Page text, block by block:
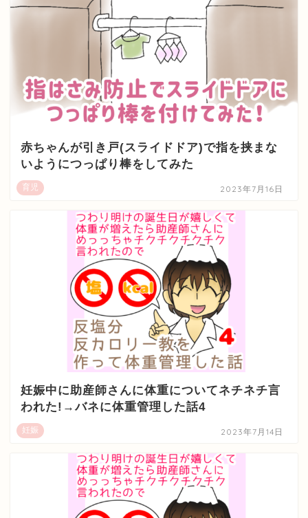
育児
赤ちゃんが引き戸(スライドドア)で指を挟まな
いようにつっぱり棒をしてみた
2023年7月16日
妊娠
妊娠中に助産師さんに体重についてネチネチ言
われた!→バネに体重管理した話4
2023年7月14日